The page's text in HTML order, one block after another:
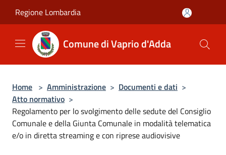
Regione Lombardia
Comune di Vaprio d'Adda
Home > Amministrazione > Documenti e dati >
Atto normativo >
Regolamento per lo svolgimento delle sedute del Consiglio
Comunale e della Giunta Comunale in modalità telematica
e/o in diretta streaming e con riprese audiovisive